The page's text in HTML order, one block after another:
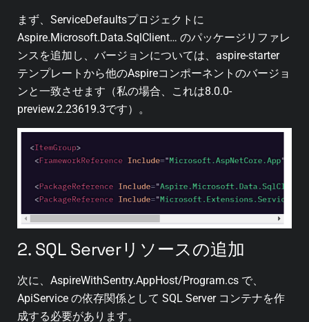
まず、ServiceDefaultsプロジェクトに
Aspire.Microsoft.Data.SqlClient… のパッケージリファレ
ンスを追加し、バージョンについては、aspire-starter
テンプレートから他のAspireコンポーネントのバージョ
ンと一致させます（私の場合、これは8.0.0-
preview.2.23619.3です）。
2. SQL Serverリソースの追加
次に、AspireWithSentry.AppHost/Program.cs で、
ApiService の依存関係として SQL Server コンテナを作
成する必要があります。